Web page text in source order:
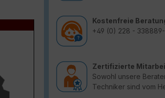
Kostenfreie
+49 (0) 228 -
Zertifizierte
Sowohl unsere
Techniker sind vom